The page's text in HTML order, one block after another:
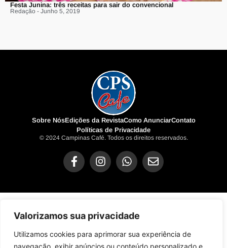
Valorizamos sua privacidade
Utilizamos cookies para aprimorar sua experiência de
navegação, exibir anúncios ou conteúdo personalizado e
Festa Junina: três receitas para sair do convencional
Redação - Junho 5, 2019
Sobre NósEdições da RevistaComo AnunciarContato
Políticas de Privacidade
© 2024 Campinas Café. Todos os direitos reservados.